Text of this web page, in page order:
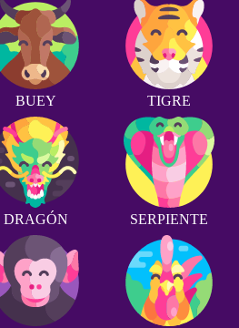
BUEY TIGRE
DRAGÓN SERPIENTE